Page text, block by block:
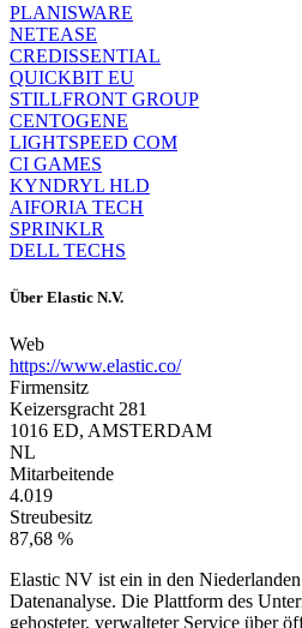
PLANISWARE
NETEASE
CREDISSENTIAL
QUICKBIT EU
STILLFRONT GROUP
CENTOGENE
LIGHTSPEED COM
CI GAMES
KYNDRYL HLD
AIFORIA TECH
SPRINKLR
DELL TECHS
Über Elastic N.V.
Web
https://www.elastic.co/
Firmensitz
Keizersgracht 281
1016 ED, AMSTERDAM
NL
Mitarbeitende
4.019
Streubesitz
87,68 %
Elastic NV ist ein in den
Datenanalyse. Die Plattform des
gehosteter, verwalteter Service über